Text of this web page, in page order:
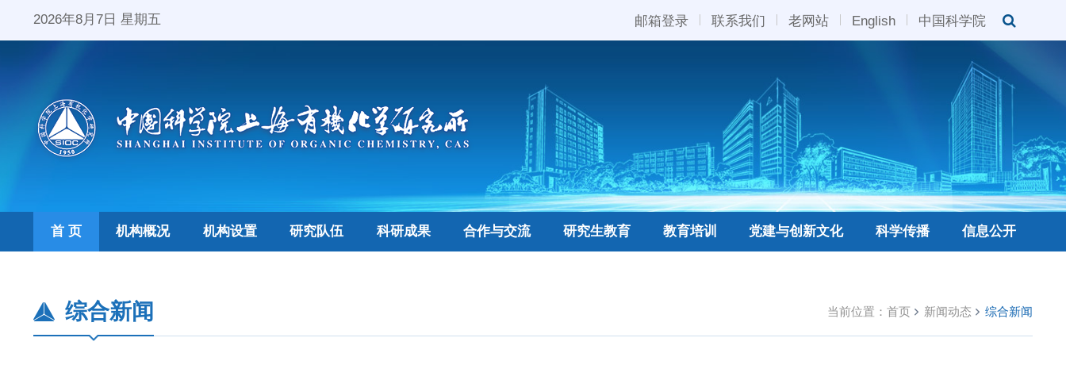
2026年8月7日 星期五 邮箱登录 联系我们 老网站 English 中国科学院
首 页 机构概况 机构设置 研究队伍 科研成果 合作与交流 研究生教育 教育培训 党建与创新文化 科学传播 信息公开
当前位置： 首页 新闻动态 综合新闻
综合新闻